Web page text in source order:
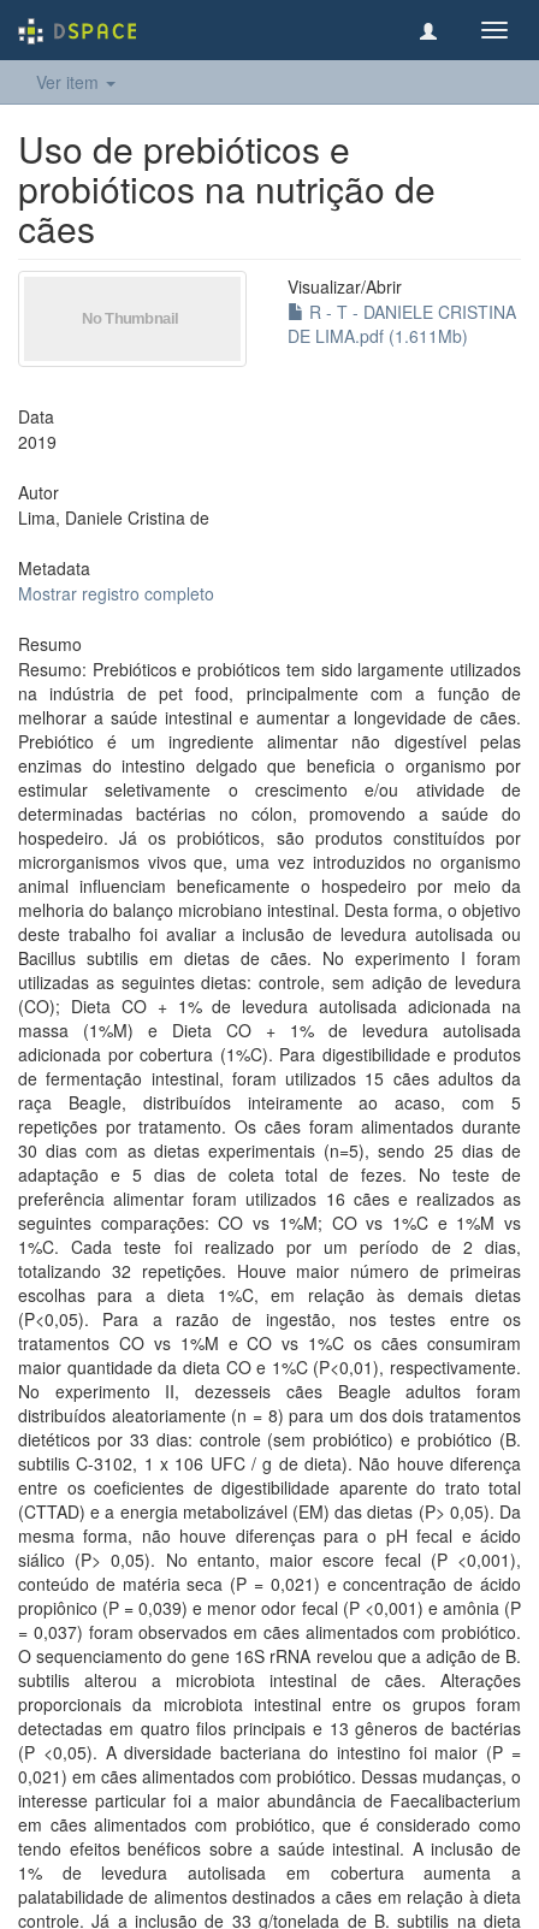
Ver item
Uso de prebióticos e
probióticos na nutrição de
cães
Visualizar/Abrir
R - T - DANIELE CRISTINA
DE LIMA.pdf (1.611Mb)
Data
2019
Autor
Lima, Daniele Cristina de
Metadata
Mostrar registro completo
Resumo
Resumo: Prebióticos e probióticos tem sido largamente utilizados
na indústria de pet food, principalmente com a função de
melhorar a saúde intestinal e aumentar a longevidade de cães.
Prebiótico é um ingrediente alimentar não digestível pelas
enzimas do intestino delgado que beneficia o organismo por
estimular seletivamente o crescimento e/ou atividade de
determinadas bactérias no cólon, promovendo a saúde do
hospedeiro. Já os probióticos, são produtos constituídos por
microrganismos vivos que, uma vez introduzidos no organismo
animal influenciam beneficamente o hospedeiro por meio da
melhoria do balanço microbiano intestinal. Desta forma, o objetivo
deste trabalho foi avaliar a inclusão de levedura autolisada ou
Bacillus subtilis em dietas de cães. No experimento I foram
utilizadas as seguintes dietas: controle, sem adição de levedura
(CO); Dieta CO + 1% de levedura autolisada adicionada na
massa (1%M) e Dieta CO + 1% de levedura autolisada
adicionada por cobertura (1%C). Para digestibilidade e produtos
de fermentação intestinal, foram utilizados 15 cães adultos da
raça Beagle, distribuídos inteiramente ao acaso, com 5
repetições por tratamento. Os cães foram alimentados durante
30 dias com as dietas experimentais (n=5), sendo 25 dias de
adaptação e 5 dias de coleta total de fezes. No teste de
preferência alimentar foram utilizados 16 cães e realizados as
seguintes comparações: CO vs 1%M; CO vs 1%C e 1%M vs
1%C. Cada teste foi realizado por um período de 2 dias,
totalizando 32 repetições. Houve maior número de primeiras
escolhas para a dieta 1%C, em relação às demais dietas
(P<0,05). Para a razão de ingestão, nos testes entre os
tratamentos CO vs 1%M e CO vs 1%C os cães consumiram
maior quantidade da dieta CO e 1%C (P<0,01), respectivamente.
No experimento II, dezesseis cães Beagle adultos foram
distribuídos aleatoriamente (n = 8) para um dos dois tratamentos
dietéticos por 33 dias: controle (sem probiótico) e probiótico (B.
subtilis C-3102, 1 x 106 UFC / g de dieta). Não houve diferença
entre os coeficientes de digestibilidade aparente do trato total
(CTTAD) e a energia metabolizável (EM) das dietas (P> 0,05). Da
mesma forma, não houve diferenças para o pH fecal e ácido
siálico (P> 0,05). No entanto, maior escore fecal (P <0,001),
conteúdo de matéria seca (P = 0,021) e concentração de ácido
propiônico (P = 0,039) e menor odor fecal (P <0,001) e amônia (P
= 0,037) foram observados em cães alimentados com probiótico.
O sequenciamento do gene 16S rRNA revelou que a adição de B.
subtilis alterou a microbiota intestinal de cães. Alterações
proporcionais da microbiota intestinal entre os grupos foram
detectadas em quatro filos principais e 13 gêneros de bactérias
(P <0,05). A diversidade bacteriana do intestino foi maior (P =
0,021) em cães alimentados com probiótico. Dessas mudanças, o
interesse particular foi a maior abundância de Faecalibacterium
em cães alimentados com probiótico, que é considerado como
tendo efeitos benéficos sobre a saúde intestinal. A inclusão de
1% de levedura autolisada em cobertura aumenta a
palatabilidade de alimentos destinados a cães em relação à dieta
controle. Já a inclusão de 33 g/tonelada de B. subtilis na dieta